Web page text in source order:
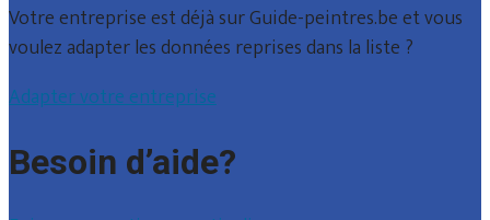
Votre entreprise est déjà sur Guide-peintres.be et vous
voulez adapter les données reprises dans la liste ?
Adapter votre entreprise
Besoin d’aide?